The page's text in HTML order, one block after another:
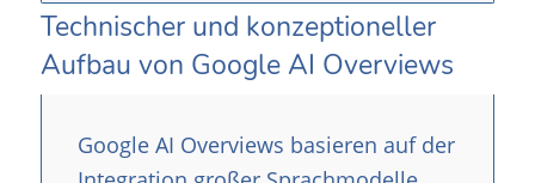
Technischer und konzeptioneller
Aufbau von Google AI Overviews
Google AI Overviews basieren auf der